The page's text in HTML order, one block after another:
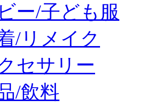
ー/子ども服
/リメイク
セサリー
/飲料